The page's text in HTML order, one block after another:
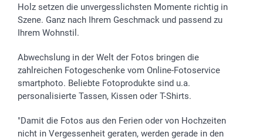
Holz setzen die unvergesslichsten Momente richtig in
Szene. Ganz nach Ihrem Geschmack und passend zu
Ihrem Wohnstil.
Abwechslung in der Welt der Fotos bringen die
zahlreichen Fotogeschenke vom Online-Fotoservice
smartphoto. Beliebte Fotoprodukte sind u.a.
personalisierte Tassen, Kissen oder T-Shirts.
"Damit die Fotos aus den Ferien oder von Hochzeiten
nicht in Vergessenheit geraten, werden gerade in den